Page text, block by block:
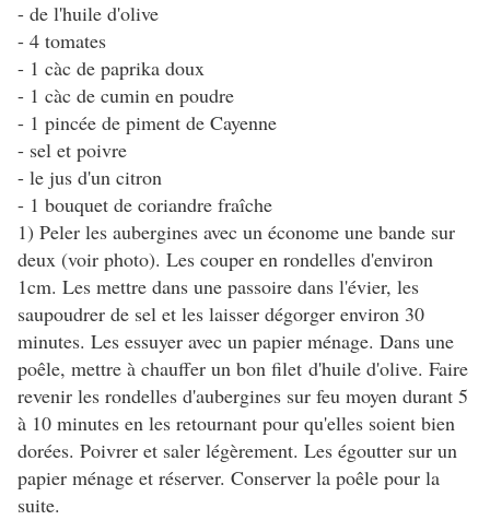
- de l'huile d'olive
- 4 tomates
- 1 càc de paprika doux
- 1 càc de cumin en poudre
- 1 pincée de piment de Cayenne
- sel et poivre
- le jus d'un citron
- 1 bouquet de coriandre fraîche
1) Peler les aubergines avec un économe une bande sur
deux (voir photo). Les couper en rondelles d'environ
1cm. Les mettre dans une passoire dans l'évier, les
saupoudrer de sel et les laisser dégorger environ 30
minutes. Les essuyer avec un papier ménage. Dans une
poêle, mettre à chauffer un bon filet d'huile d'olive. Faire
revenir les rondelles d'aubergines sur feu moyen durant 5
à 10 minutes en les retournant pour qu'elles soient bien
dorées. Poivrer et saler légèrement. Les égoutter sur un
papier ménage et réserver. Conserver la poêle pour la
suite.